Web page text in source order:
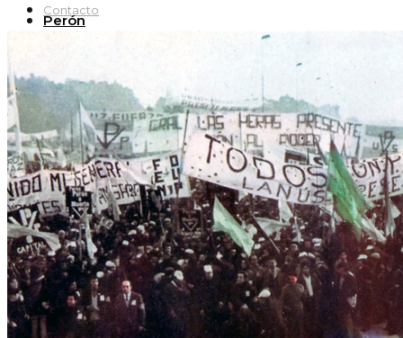
Contacto
Perón
Curso Evita Capitana
Videos
Efemérides